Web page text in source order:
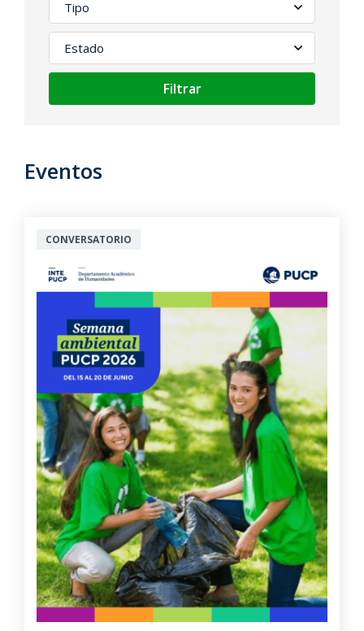
Filtrar
Eventos
CONVERSATORIO